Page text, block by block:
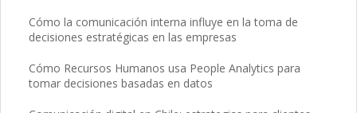
Cómo la comunicación interna influye en la toma de
decisiones estratégicas en las empresas
Cómo Recursos Humanos usa People Analytics para
tomar decisiones basadas en datos